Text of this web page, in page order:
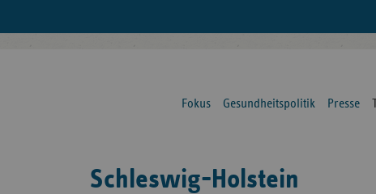
Fokus Gesundheitspolitik Presse
Schleswig-Holstein